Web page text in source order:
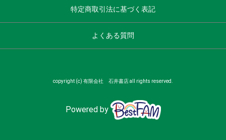
特定商取引法に基づく表記
よくある質問
copyright (c) 有限会社 石井書店 all rights reserved.
Powered by